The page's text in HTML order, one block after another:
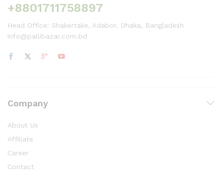
+8801711758897
Head Office: Shakertake, Adabor, Dhaka, Bangladesh
info@pallibazar.com.bd
Company
About Us
Affiliate
Career
Contact